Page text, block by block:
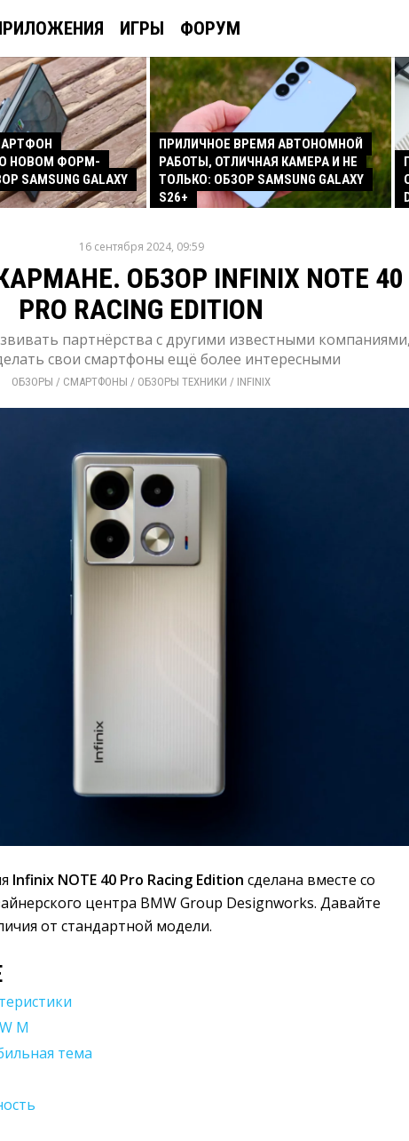
ИГРЫ ФОРУМ
НОВОМ ФОРМ-
SAMSUNG GALAXY
ПРИЛИЧНОЕ ВРЕМЯ АВТОНОМНОЙ
РАБОТЫ, ОТЛИЧНАЯ КАМЕРА И НЕ
ТОЛЬКО: ОБЗОР SAMSUNG GALAXY
S26+
16 сентября 2024, 09:59
ОБЗОР INFINIX NOTE 40
PRO RACING EDITION
партнёрства с другими известными
свои смартфоны ещё более интересными
ОБЗОРЫ / СМАРТФОНЫ / ОБЗОРЫ ТЕХНИКИ / INFINIX
Infinix NOTE 40 Pro Racing Edition сделана вместе со
центра BMW Group Designworks. Давайте
от стандартной модели.
M
тема